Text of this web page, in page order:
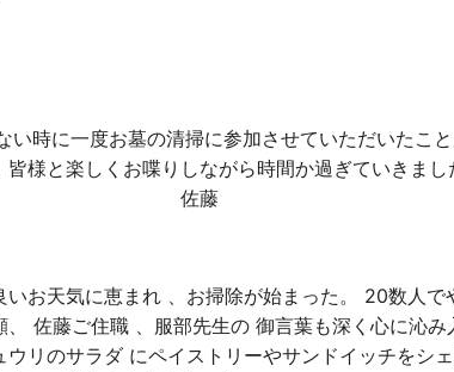
い時に一度お墓の清掃に参加させていただいたこ
様と楽しくお喋りしながら時間か過ぎていきま
佐藤
いお天気に恵まれ 、お掃除が始まった。 20数人
、 佐藤ご住職 、服部先生の 御言葉も深く心に沁
リのサラダ にペイストリーやサンドイッチをシ